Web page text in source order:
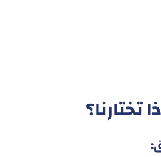
تختارنا؟